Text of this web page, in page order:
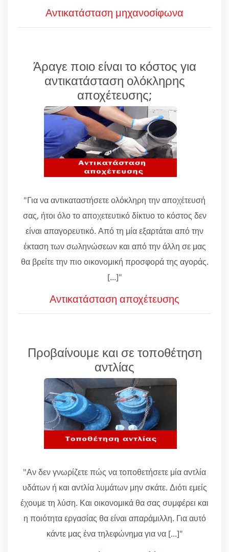
Αντικατάσταση μηχανοσίφωνα
Άραγε ποιο είναι το κόστος για
αντικατάσταση ολόκληρης
αποχέτευσης;
"Για να αντικαταστήσετε ολόκληρη την αποχέτευσή
σας, ήτοι όλο το αποχετευτικό δίκτυο το κόστος δεν
είναι απαγορευτικό. Από τη μία εξαρτάται από την
έκταση των σωληνώσεων και από την άλλη σε μας
θα βρείτε την πιο οικονομική προσφορά της αγοράς.
[...]"
Αντικατάσταση αποχέτευσης
Προβαίνουμε και σε τοποθέτηση
αντλίας
"Αν δεν γνωρίζετε πώς να τοποθετήσετε μία αντλία
υδάτων ή και αντλία λυμάτων μην σκάτε. Διότι εμείς
έχουμε τη λύση. Και οικονομικά θα σας συμφέρει και
η ποιότητα εργασίας θα είναι απαράμιλλη. Για αυτό
κάντε μας ένα τηλεφώνημα για να [...]"